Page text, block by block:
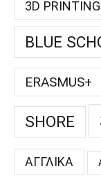
3D PRINTING
BLUE
ERASMUS+
SHORE
ΑΓΓΛΙΚΆ